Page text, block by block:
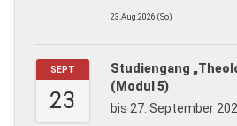
23.Aug.2026 (So)
SEPT
23
Studiengang
(Modul 5)
bis 27. September